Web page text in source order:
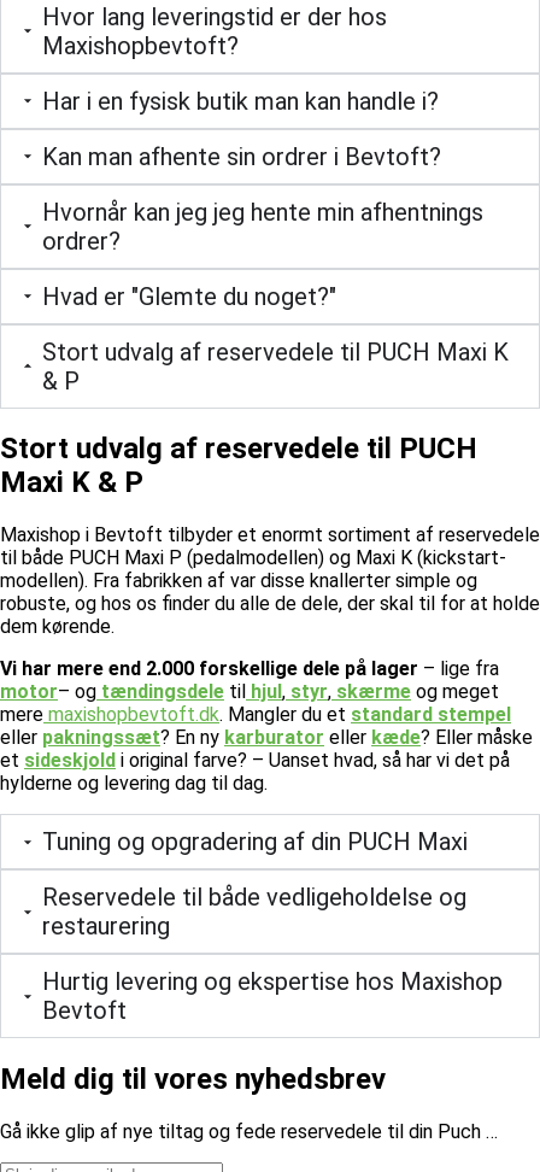
Hvor lang leveringstid er der hos
Maxishopbevtoft?
Har i en fysisk butik man kan handle i?
Kan man afhente sin ordrer i Bevtoft?
Hvornår kan jeg jeg hente min afhentnings
ordrer?
Hvad er "Glemte du noget?"
Stort udvalg af reservedele til PUCH Maxi K
& P
Stort udvalg af reservedele til PUCH
Maxi K & P
Maxishop i Bevtoft tilbyder et enormt sortiment af reservedele
til både PUCH Maxi P (pedalmodellen) og Maxi K (kickstart-
modellen). Fra fabrikken af var disse knallerter simple og
robuste, og hos os finder du alle de dele, der skal til for at holde
dem kørende.
Vi har mere end 2.000 forskellige dele på lager – lige fra
motor– og tændingsdele til hjul , styr, skærme og meget
mere maxishopbevtoft.dk. Mangler du et standard stempel
eller pakningssæt? En ny karburator eller kæde? Eller måske
et sideskjold i original farve? – Uanset hvad, så har vi det på
hylderne og levering dag til dag.
Tuning og opgradering af din PUCH Maxi
Reservedele til både vedligeholdelse og
restaurering
Hurtig levering og ekspertise hos Maxishop
Bevtoft
Meld dig til vores nyhedsbrev
​Gå ikke glip af nye tiltag og fede reservedele til din Puch …